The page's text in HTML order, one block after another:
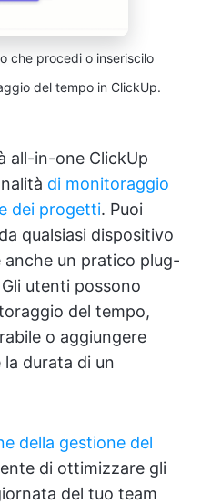
che procedi o inseriscilo
del tempo in ClickUp.
all-in-one ClickUp
di monitoraggio
dei progetti. Puoi
qualsiasi dispositivo
un pratico plug-
utenti possono
del tempo,
o aggiungere
durata di un
della gestione del
di ottimizzare gli
del tuo team